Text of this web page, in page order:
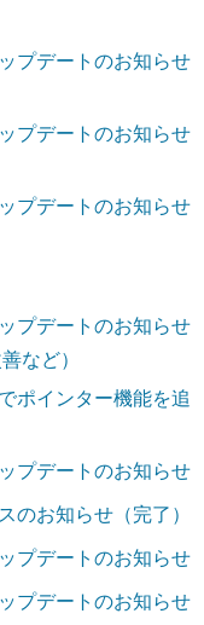
プデートのお知らせ
プデートのお知らせ
プデートのお知らせ
プデートのお知らせ
など）
ポインター機能を追
プデートのお知らせ
のお知らせ（完了）
プデートのお知らせ
プデートのお知らせ